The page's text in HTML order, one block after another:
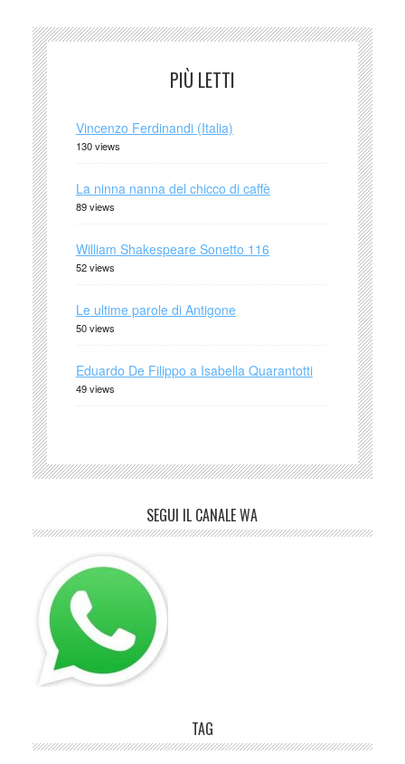
PIÙ LETTI
Vincenzo Ferdinandi (Italia)
130 views
La ninna nanna del chicco di caffè
89 views
William Shakespeare Sonetto 116
52 views
Le ultime parole di Antigone
50 views
Eduardo De Filippo a Isabella Quarantotti
49 views
SEGUI IL CANALE WA
TAG